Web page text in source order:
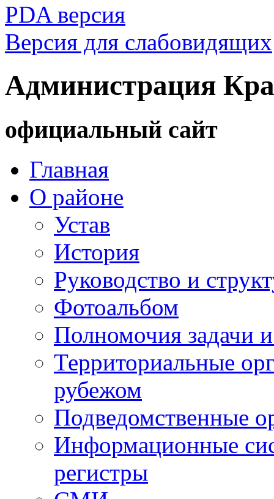
PDA версия
Версия для слабовидящих
Администрация
официальный сайт
Главная
О районе
Устав
История
Руководство и
Фотоальбом
Полномочия задачи
Территориальные
рубежом
Подведомственные
Информационные
регистры